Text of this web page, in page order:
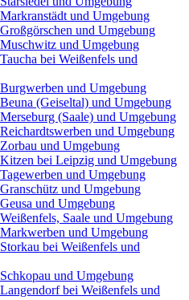
und Umgebung
und Umgebung
und Umgebung
bei Weißenfels und
und Umgebung
(Geiseltal) und Umgebung
(Saale) und Umgebung
und Umgebung
und Umgebung
bei Leipzig und Umgebung
und Umgebung
und Umgebung
und Umgebung
Saale und Umgebung
und Umgebung
bei Weißenfels und
und Umgebung
bei Weißenfels und